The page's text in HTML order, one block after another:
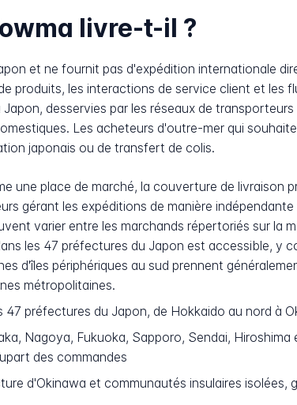
livre-t-il ?
et ne fournit pas d'expédition internationale
produits, les interactions de service client et les
desservies par les réseaux de
Les acheteurs d'outre-mer qui
japonais ou de transfert de colis.
une place de marché, la couverture de livraison
gérant les expéditions de manière
varier entre les marchands répertoriés sur la
les 47 préfectures du Japon est accessible, y
d'îles périphériques au sud prennent
métropolitaines.
47 préfectures du Japon, de Hokkaido au nord à
Nagoya, Fukuoka, Sapporo, Sendai,
des commandes
d'Okinawa et communautés insulaires isolées,